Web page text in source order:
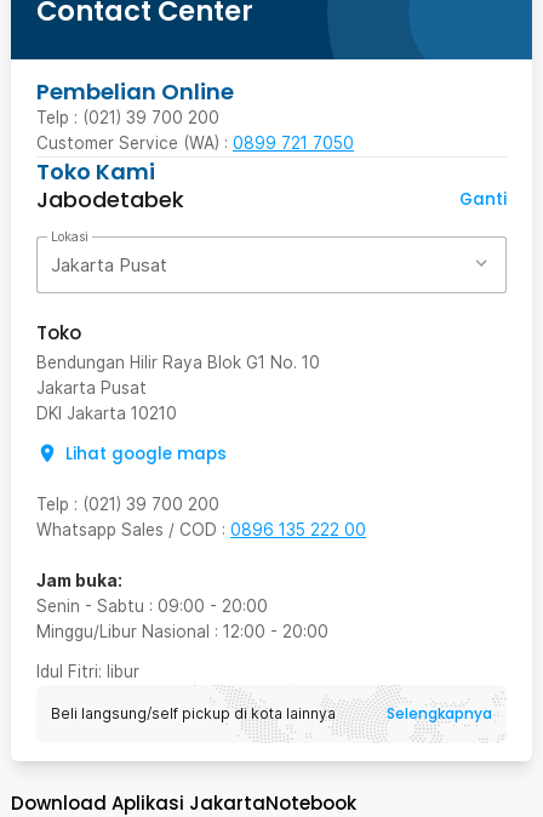
Contact Center
Pembelian Online
Telp : (021) 39 700 200
Customer Service (WA) : 0899 721 7050
Toko Kami
Jabodetabek
Ganti
Lokasi
Jakarta Pusat
Toko
Bendungan Hilir Raya Blok G1 No. 10
Jakarta Pusat
DKI Jakarta 10210
Lihat google maps
Telp : (021) 39 700 200
Whatsapp Sales / COD : 0896 135 222 00
Jam buka:
Senin - Sabtu : 09:00 - 20:00
Minggu/Libur Nasional : 12:00 - 20:00
Idul Fitri: libur
Beli langsung/self pickup di kota lainnya Selengkapnya
Download Aplikasi JakartaNotebook